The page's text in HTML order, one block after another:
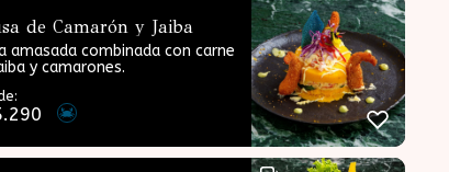
de Camarón y Jaiba
amasada combinada con carne
y camarones.